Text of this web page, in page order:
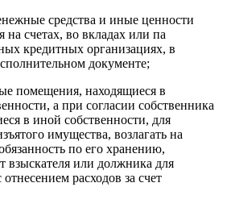
средства и иные ценности
счетах, во вкладах или па
кредитных организациях, в
документе;
помещения, находящиеся в
а при согласии собственника
в иной собственности, для
имущества, возлагать на
по его хранению,
взыскателя или должника для
расходов за счет